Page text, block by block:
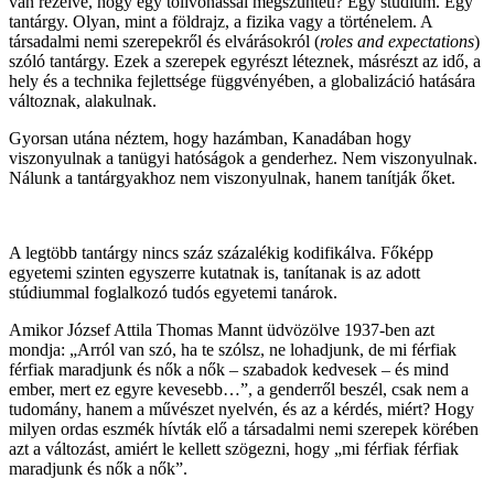
tantárgy. Olyan, mint a földrajz, a fizika vagy a történelem. A
társadalmi nemi szerepekről és elvárásokról (roles and expectations)
szóló tantárgy. Ezek a szerepek egyrészt léteznek, másrészt az idő, a
hely és a technika fejlettsége függvényében, a globalizáció hatására
változnak, alakulnak.
Gyorsan utána néztem, hogy hazámban, Kanadában hogy
viszonyulnak a tanügyi hatóságok a genderhez. Nem viszonyulnak.
Nálunk a tantárgyakhoz nem viszonyulnak, hanem tanítják őket.
A legtöbb tantárgy nincs száz százalékig kodifikálva. Főképp
egyetemi szinten egyszerre kutatnak is, tanítanak is az adott
stúdiummal foglalkozó tudós egyetemi tanárok.
Amikor József Attila Thomas Mannt üdvözölve 1937-ben azt
mondja: „Arról van szó, ha te szólsz, ne lohadjunk, de mi férfiak
férfiak maradjunk és nők a nők – szabadok kedvesek – és mind
ember, mert ez egyre kevesebb…”, a genderről beszél, csak nem a
tudomány, hanem a művészet nyelvén, és az a kérdés, miért? Hogy
milyen ordas eszmék hívták elő a társadalmi nemi szerepek körében
azt a változást, amiért le kellett szögezni, hogy „mi férfiak férfiak
maradjunk és nők a nők”.